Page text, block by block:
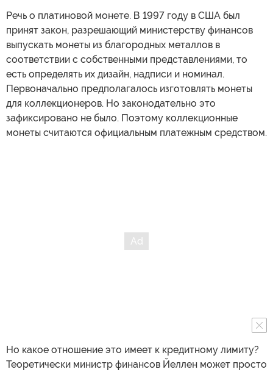
Речь о платиновой монете. В 1997 году в США был
принят закон, разрешающий министерству финансов
выпускать монеты из благородных металлов в
соответствии с собственными представлениями, то
есть определять их дизайн, надписи и номинал.
Первоначально предполагалось изготовлять монеты
для коллекционеров. Но законодательно это
зафиксировано не было. Поэтому коллекционные
монеты считаются официальным платежным средством.
Но какое отношение это имеет к кредитному лимиту?
Теоретически министр финансов Йеллен может просто